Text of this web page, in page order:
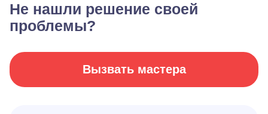
Не нашли решение своей
проблемы?
Вызвать мастера